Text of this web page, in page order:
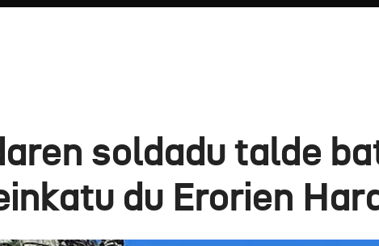
soldadu talde
du Erorien